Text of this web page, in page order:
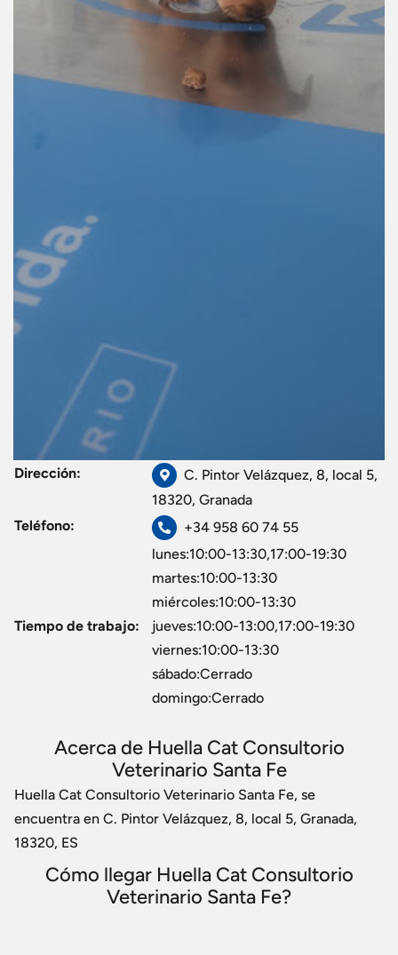
Dirección:
C. Pintor Velázquez, 8, local 5,
18320, Granada
Teléfono:
+34 958 60 74 55
Tiempo de trabajo:
lunes:10:00-13:30,17:00-19:30
martes:10:00-13:30
miércoles:10:00-13:30
jueves:10:00-13:00,17:00-19:30
viernes:10:00-13:30
sábado:Cerrado
domingo:Cerrado
Acerca de Huella Cat Consultorio
Veterinario Santa Fe
Huella Cat Consultorio Veterinario Santa Fe, se
encuentra en C. Pintor Velázquez, 8, local 5, Granada,
18320, ES
Cómo llegar Huella Cat Consultorio
Veterinario Santa Fe?